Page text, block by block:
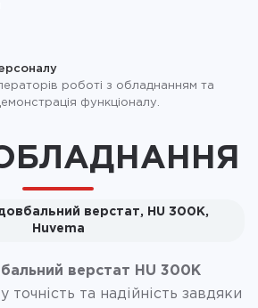
роботі з обладнанням та
функціоналу.
верстат, HU 300K,
Huvema
верстат HU 300K
точність та надійність завдяки